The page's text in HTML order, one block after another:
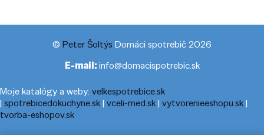
© Peter Šoltýs Domáci spotrebič 2026
E-mail:info@domacispotrebic.sk
Moje katalógy a weby: velkespotrebice.sk
| spotrebicedokuchyne.sk| vceli-med.sk| vytvorenieeshopu.sk|
tvorba-eshopov.sk